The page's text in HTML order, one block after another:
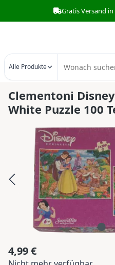
Zum Hauptinhalt springen
Gratis Versand
Alle Produkte
Clementoni
White Puzzle 100
Bildergalerie überspringen
Regulärer Preis:
4,99 €